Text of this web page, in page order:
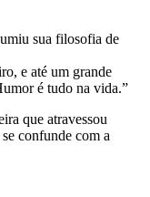
sua filosofia de
e até um grande
é tudo na vida.”
que atravessou
confunde com a